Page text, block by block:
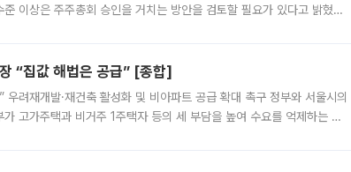
이상은 주주총회 승인을 거치는 방안을 검토할 필요가 있다고 밝혔다.
“집값 해법은 공급” [종합]
우려재개발·재건축 활성화 및 비아파트 공급 확대 촉구 정부와 서울시의
고가주택과 비거주 1주택자 등의 세 부담을 높여 수요를 억제하는 카